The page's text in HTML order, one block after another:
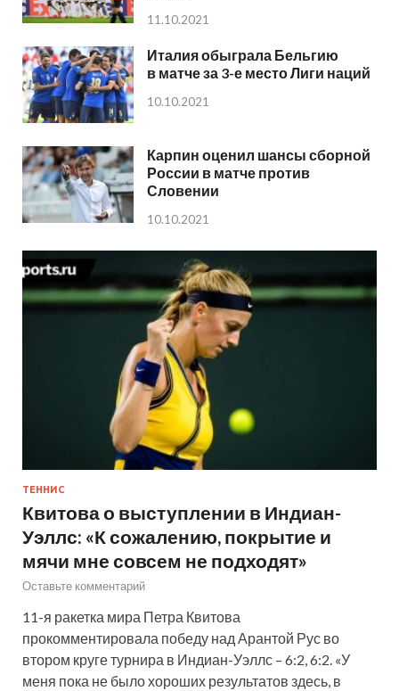
11.10.2021
Италия обыграла Бельгию
в матче за 3-е место Лиги наций
10.10.2021
Карпин оценил шансы сборной
России в матче против
Словении
10.10.2021
ТЕННИС
Квитова о выступлении в Индиан-
Уэллс: «К сожалению, покрытие и
мячи мне совсем не подходят»
Оставьте комментарий
11-я ракетка мира Петра Квитова
прокомментировала победу над Арантой Рус во
втором круге турнира в Индиан-Уэллс – 6:2, 6:2. «У
меня пока не было хороших результатов здесь, в